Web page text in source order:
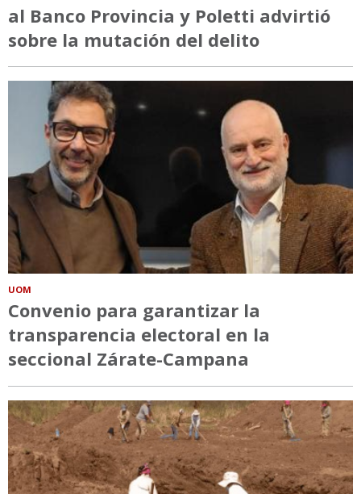
al Banco Provincia y Poletti advirtió
sobre la mutación del delito
UOM
Convenio para garantizar la
transparencia electoral en la
seccional Zárate-Campana